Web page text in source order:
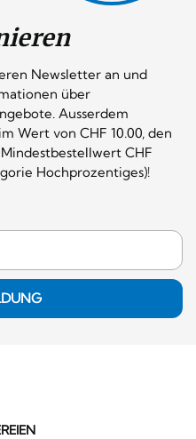
Newsletter an und
über
Ausserdem
Wert von CHF 10.00, den
CHF
Hochprozentiges)!